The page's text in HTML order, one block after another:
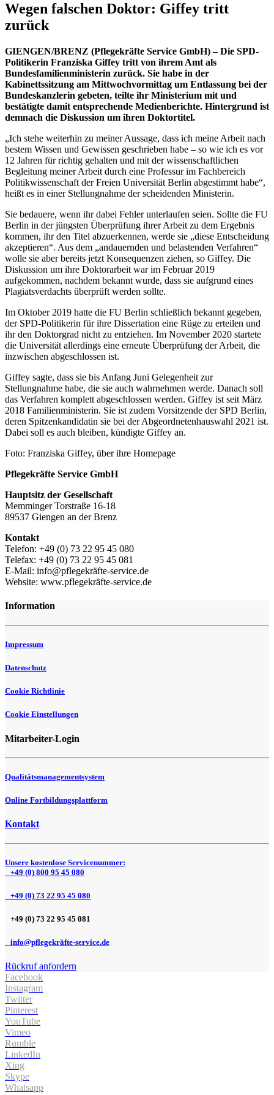
Wegen falschen Doktor: Giffey tritt
zurück
GIENGEN/BRENZ (Pflegekräfte Service GmbH) – Die SPD-
Politikerin Franziska Giffey tritt von ihrem Amt als
Bundesfamilienministerin zurück. Sie habe in der
Kabinettssitzung am Mittwochvormittag um Entlassung bei der
Bundeskanzlerin gebeten, teilte ihr Ministerium mit und
bestätigte damit entsprechende Medienberichte. Hintergrund ist
demnach die Diskussion um ihren Doktortitel.
„Ich stehe weiterhin zu meiner Aussage, dass ich meine Arbeit nach
bestem Wissen und Gewissen geschrieben habe – so wie ich es vor
12 Jahren für richtig gehalten und mit der wissenschaftlichen
Begleitung meiner Arbeit durch eine Professur im Fachbereich
Politikwissenschaft der Freien Universität Berlin abgestimmt habe“,
heißt es in einer Stellungnahme der scheidenden Ministerin.
Sie bedauere, wenn ihr dabei Fehler unterlaufen seien. Sollte die FU
Berlin in der jüngsten Überprüfung ihrer Arbeit zu dem Ergebnis
kommen, ihr den Titel abzuerkennen, werde sie „diese Entscheidung
akzeptieren“. Aus dem „andauernden und belastenden Verfahren“
wolle sie aber bereits jetzt Konsequenzen ziehen, so Giffey. Die
Diskussion um ihre Doktorarbeit war im Februar 2019
aufgekommen, nachdem bekannt wurde, dass sie aufgrund eines
Plagiatsverdachts überprüft werden sollte.
Im Oktober 2019 hatte die FU Berlin schließlich bekannt gegeben,
der SPD-Politikerin für ihre Dissertation eine Rüge zu erteilen und
ihr den Doktorgrad nicht zu entziehen. Im November 2020 startete
die Universität allerdings eine erneute Überprüfung der Arbeit, die
inzwischen abgeschlossen ist.
Giffey sagte, dass sie bis Anfang Juni Gelegenheit zur
Stellungnahme habe, die sie auch wahrnehmen werde. Danach soll
das Verfahren komplett abgeschlossen werden. Giffey ist seit März
2018 Familienministerin. Sie ist zudem Vorsitzende der SPD Berlin,
deren Spitzenkandidatin sie bei der Abgeordnetenhauswahl 2021 ist.
Dabei soll es auch bleiben, kündigte Giffey an.
Foto: Franziska Giffey, über ihre Homepage
Pflegekräfte Service GmbH
Hauptsitz der Gesellschaft
Memminger Torstraße 16-18
89537 Giengen an der Brenz
Kontakt
Telefon: +49 (0) 73 22 95 45 080
Telefax: +49 (0) 73 22 95 45 081
E-Mail: info@pflegekräfte-service.de
Website: www.pflegekräfte-service.de
Information
Impressum
Datenschutz
Cookie Richtlinie
Cookie Einstellungen
Mitarbeiter-Login
Qualitätsmanagementsystem
Online Fortbildungsplattform
Kontakt
Unsere kostenlose Servicenummer:
+49 (0) 800 95 45 080
+49 (0) 73 22 95 45 080
+49 (0) 73 22 95 45 081
info@pflegekräfte-service.de
Rückruf anfordern
Facebook
Instagram
Twitter
Pinterest
YouTube
Vimeo
Rumble
LinkedIn
Xing
Skype
Whatsapp